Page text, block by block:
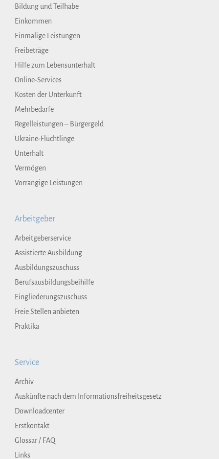
Bildung und Teilhabe
Einkommen
Einmalige Leistungen
Freibeträge
Hilfe zum Lebensunterhalt
Online-Services
Kosten der Unterkunft
Mehrbedarfe
Regelleistungen – Bürgergeld
Ukraine-Flüchtlinge
Unterhalt
Vermögen
Vorrangige Leistungen
Arbeitgeber
Arbeitgeberservice
Assistierte Ausbildung
Ausbildungszuschuss
Berufsausbildungsbeihilfe
Eingliederungszuschuss
Freie Stellen anbieten
Praktika
Service
Archiv
Auskünfte nach dem Informationsfreiheitsgesetz
Downloadcenter
Erstkontakt
Glossar / FAQ
Links